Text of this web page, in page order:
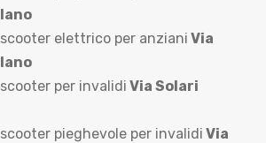
elettrico per anziani Via
per invalidi Via Solari
pieghevole per invalidi Via